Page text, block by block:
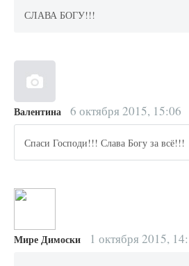
СЛАВА БОГУ!!!
Валентина 6 октября 2015, 15:06
Спаси Господи!!! Слава Богу за всё!!!
Мире Димоски 1 октября 2015,